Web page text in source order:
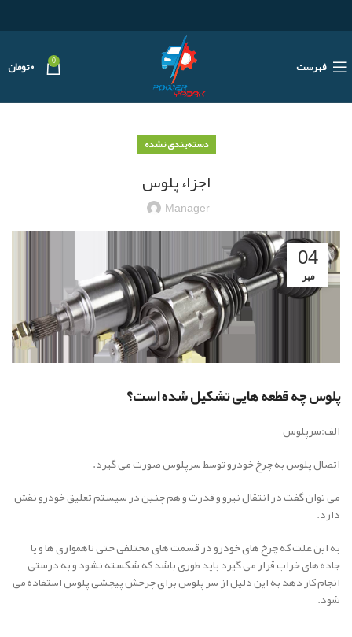
فهرست 0 ۰تومان
دسته‌بندی نشده
اجزاء پلوس
Manager
04
مهر
پلوس چه قطعه هایی تشکیل شده است؟
الف:سرپلوس
اتصال پلوس به چرخ خودرو توسط سرپلوس صورت می گیرد.
می توان گفت در انتقال نیرو و قدرت و هم چنین در سیستم تعلیق خودرو نقش
دارد.
به این علت که چرخ های خودرو در قسمت های مختلفی حتی ناهمواری ها و یا
جاده های خراب قرار می گیرد باید طوری باشد که شکسته نشود و به درستی
انجام کار دهد به این دلیل از سر پلوس برای چرخش پیچشی پلوس استفاده می
شود.